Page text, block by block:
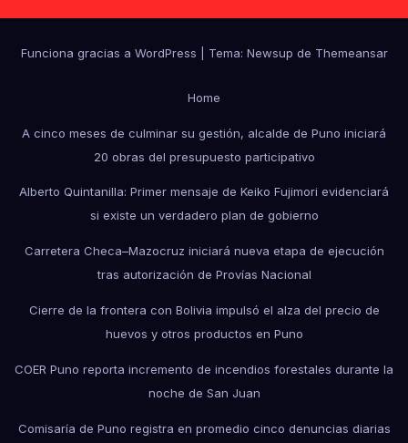
Funciona gracias a WordPress Tema: Newsup de Themeansar
Home
A cinco meses de culminar su gestión, alcalde de Puno iniciará
20 obras del presupuesto participativo
Alberto Quintanilla: Primer mensaje de Keiko Fujimori evidenciará
si existe un verdadero plan de gobierno
Carretera Checa–Mazocruz iniciará nueva etapa de ejecución
tras autorización de Provías Nacional
Cierre de la frontera con Bolivia impulsó el alza del precio de
huevos y otros productos en Puno
COER Puno reporta incremento de incendios forestales durante la
noche de San Juan
Comisaría de Puno registra en promedio cinco denuncias diarias